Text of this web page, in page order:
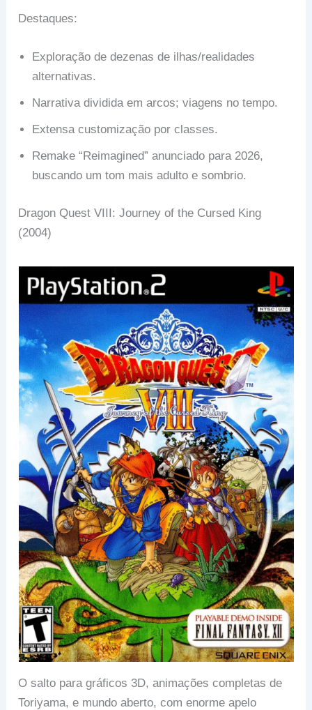
Destaques:
Exploração de dezenas de ilhas/realidades
alternativas.
Narrativa dividida em arcos; viagens no tempo.
Extensa customização por classes.
Remake “Reimagined” anunciado para 2026,
buscando um tom mais adulto e sombrio.
Dragon Quest VIII: Journey of the Cursed King
(2004)
O salto para gráficos 3D, animações completas de
Toriyama, e mundo aberto, com enorme apelo